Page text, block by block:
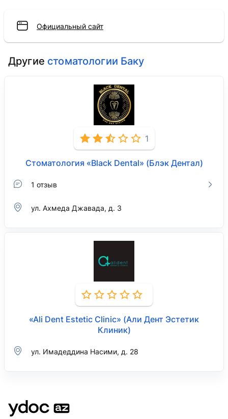
Официальный сайт
Другие стоматологии Баку
1
Стоматология «Black Dental» (Блэк Дентал)
1 отзыв
ул. Ахмеда Джавада, д. 3
«Ali Dent Estetic Clinic» (Али Дент Эстетик
Клиник)
ул. Имадеддина Насими, д. 28